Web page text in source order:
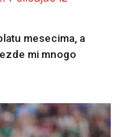
mesecima, a
mi mnogo